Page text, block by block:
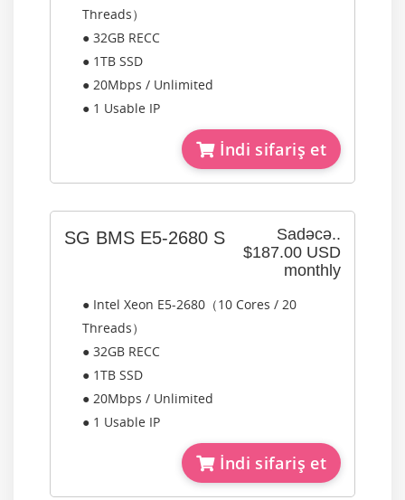
Threads）
● 32GB RECC
● 1TB SSD
● 20Mbps / Unlimited
● 1 Usable IP
İndi sifariş et
Sadəcə..
$187.00 USD
monthly
SG BMS E5-2680 S
● Intel Xeon E5-2680（10 Cores / 20
Threads）
● 32GB RECC
● 1TB SSD
● 20Mbps / Unlimited
● 1 Usable IP
İndi sifariş et